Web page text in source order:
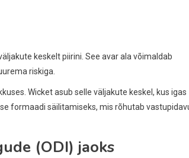
keskelt piirini. See avar ala võimaldab
riskiga.
Wicket asub selle väljakute keskel, kus igas
formaadi säilitamiseks, mis rõhutab
(ODI) jaoks